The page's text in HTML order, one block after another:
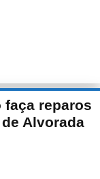
faça reparos
Alvorada